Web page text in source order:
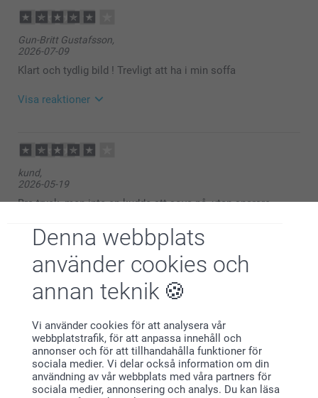
Denna webbplats
använder cookies och
annan teknik
Vi använder cookies för att analysera vår
webbplatstrafik, för att anpassa innehåll och
annonser och för att tillhandahålla funktioner för
sociala medier. Vi delar också information om din
användning av vår webbplats med våra partners för
sociala medier, annonsering och analys. Du kan läsa
Gun-Britt Gustafsson,
2026-07-09
Klart och tydlig bild ! Trevligt att ha i min soffa
Visa reaktioner
13:47
Stort tack för dina ⭐️⭐️⭐️⭐️ och omdöme, kul att du är
nöjd med din kudde med foto!
Helene @smartphoto
kund,
2026-05-19
Bra tryck, men inte en kudde att sova på, utan snarare
2026-04-13
Visa reaktioner
2026-04-14
10:10